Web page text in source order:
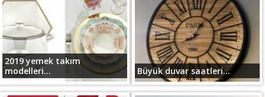
2019 yemek takım
modelleri...
Büyük duvar saatleri...